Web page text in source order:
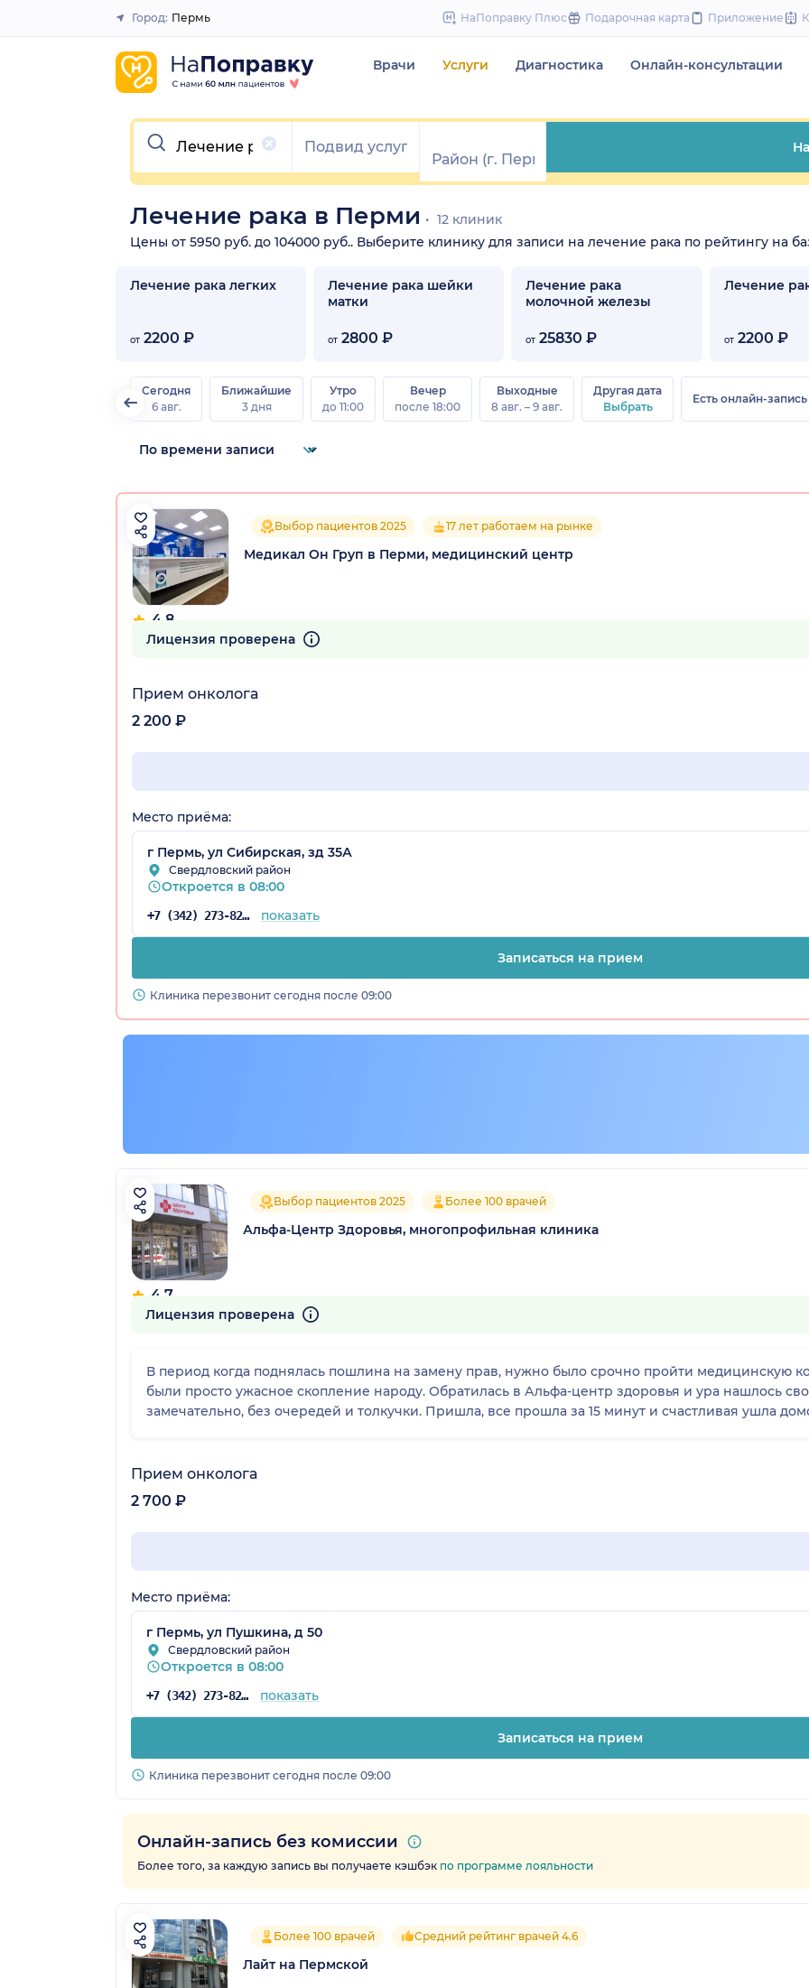
to
Закрыть
Город: Пермь НаПоправку Плюс Подарочная карта Приложение
Врачи Услуги Диагностика Онлайн-консультации
Очистить
Лечение рака в Перми
12 клиник
Цены от 5950 руб. до 104000 руб.. Выберите клинику для записи на лечение рака по рейтингу на
Лечение рака легких
от 2200 ₽
Лечение рака шейки
матки
от 2800 ₽
Лечение рака
молочной железы
от 25830 ₽
Лечение
от2200 ₽
Сегодня
6 авг.
Ближайшие
3 дня
Утро
до 11:00
Вечер
после 18:00
Выходные
8 авг. – 9 авг.
Другая дата
Выбрать
Есть онлайн-запись
4.8
336 отзывов
Выбор пациентов 2025 17 лет работаем на рынке
Медикал Он Груп в Перми, медицинский центр
Лицензия проверена
Прием онколога
2 200 ₽
Место приёма:
г Пермь, ул Сибирская, зд 35А
Свердловский район
Откроется в 08:00
+7 (342) 273-82-39 показать
Записаться на прием
Клиника перезвонит сегодня после 09:00
4.7
1788 отзывов
Выбор пациентов 2025 Более 100 врачей
Альфа-Центр Здоровья, многопрофильная клиника
Лицензия проверена
В период когда поднялась пошлина на замену прав, нужно было срочно пройти медицинскую
были просто ужасное скопление народу. Обратилась в Альфа-центр здоровья и ура нашлось
замечательно, без очередей и толкучки. Пришла, все прошла за 15 минут и счастливая ушла
Прием онколога
2 700 ₽
Место приёма:
г Пермь, ул Пушкина, д 50
Свердловский район
Откроется в 08:00
+7 (342) 273-82-37 показать
Записаться на прием
Клиника перезвонит сегодня после 09:00
Онлайн-запись без комиссии
Более того, за каждую запись вы получаете кэшбэк по программе лояльности
Более 100 врачей Средний рейтинг врачей 4.6
Лайт на Пермской